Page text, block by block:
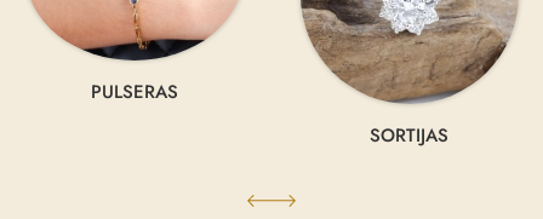
PULSERAS
SORTIJAS